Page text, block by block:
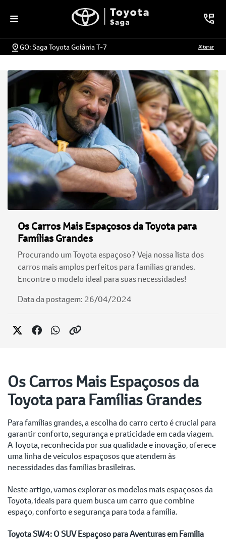
GO: Saga Toyota Goiânia T-7 Alterar
Os Carros Mais Espaçosos da Toyota para
Famílias Grandes
Procurando um Toyota espaçoso? Veja nossa lista dos
carros mais amplos perfeitos para famílias grandes.
Encontre o modelo ideal para suas necessidades!
Data da postagem: 26/04/2024
Os Carros Mais Espaçosos da
Toyota para Famílias Grandes
Para famílias grandes, a escolha do carro certo é crucial para
garantir conforto, segurança e praticidade em cada viagem.
A Toyota, reconhecida por sua qualidade e inovação, oferece
uma linha de veículos espaçosos que atendem às
necessidades das famílias brasileiras.
Neste artigo, vamos explorar os modelos mais espaçosos da
Toyota, ideais para quem busca um carro que combine
espaço, conforto e segurança para toda a família.
Toyota SW4: O SUV Espaçoso para Aventuras em Família